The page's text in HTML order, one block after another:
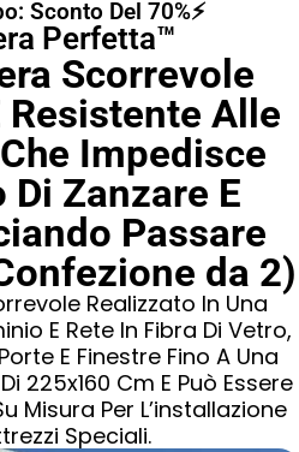
Sconto Del 70%⚡
Perfetta™
Scorrevole
Alle
Impedisce
Di Zanzare E
Passare
da 2)
Realizzato In Una
E Rete In Fibra Di Vetro,
E Finestre Fino A Una
225x160 Cm E Può Essere
Misura Per L’installazione
Speciali.